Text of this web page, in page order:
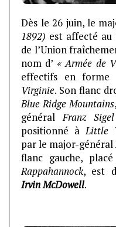
Dès le 26 juin, le
1892) est affecté au
de l’Union
nom d’ « Armée de
effectifs en
Virginie. Son flanc
Blue Ridge Mountains
général Franz
positionné àLittle
par le major-général
flanc gauche,
Rappahannock, est
Irvin McDowell.